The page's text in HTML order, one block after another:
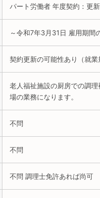
パート労働者 年度契約：更
～令和7年3月31日 雇用期間
契約更新の可能性あり（就業
老人福祉施設の厨房での調
場の業務になります。
不問
不問
不問 調理士免許あれば尚可